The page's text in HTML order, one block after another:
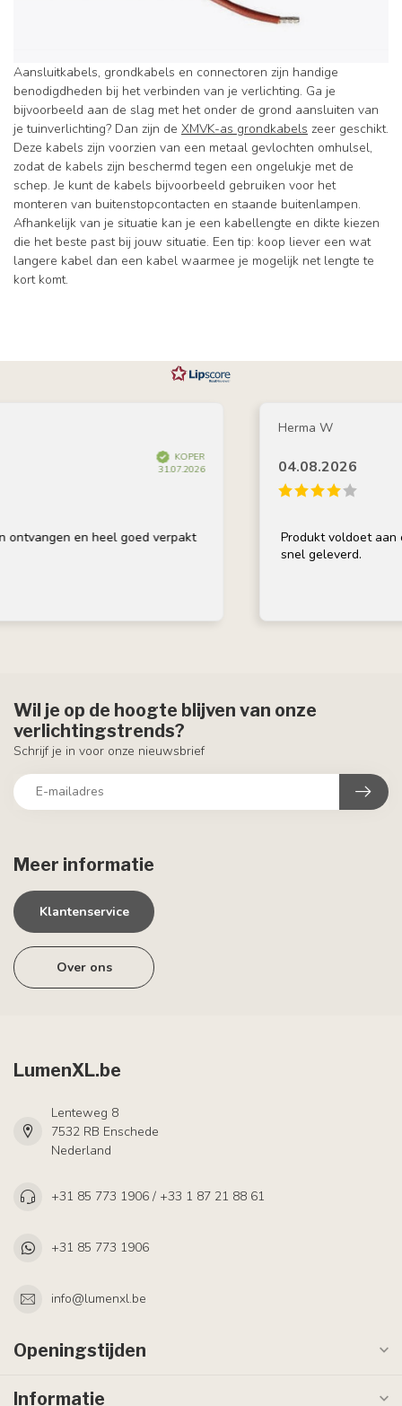
Aansluitkabels, grondkabels en connectoren zijn handige
benodigdheden bij het verbinden van je verlichting. Ga je
bijvoorbeeld aan de slag met het onder de grond aansluiten van
je tuinverlichting? Dan zijn de XMVK-as grondkabels zeer geschikt.
Deze kabels zijn voorzien van een metaal gevlochten omhulsel,
zodat de kabels zijn beschermd tegen een ongelukje met de
schep. Je kunt de kabels bijvoorbeeld gebruiken voor het
monteren van buitenstopcontacten en staande buitenlampen.
Afhankelijk van je situatie kan je een kabellengte en dikte kiezen
die het beste past bij jouw situatie. Een tip: koop liever een wat
langere kabel dan een kabel waarmee je mogelijk net lengte te
kort komt.
KOPER
31.07.2026
en heel goed verpakt
Herma W
04.08.2026
Produkt voldoet aan
snel geleverd.
Meer informatie
Klantenservice
Over ons
Wil je op de hoogte blijven van onze
verlichtingstrends?
Schrijf je in voor onze nieuwsbrief
LumenXL.be
Lenteweg 8
7532 RB Enschede
Nederland
+31 85 773 1906 / +33 1 87 21 88 61
+31 85 773 1906
info@lumenxl.be
Openingstijden
Informatie